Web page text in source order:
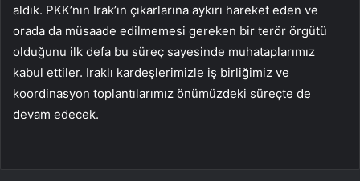
aldık. PKK’nın Irak’ın çıkarlarına aykırı hareket eden ve
orada da müsaade edilmemesi gereken bir terör örgütü
olduğunu ilk defa bu süreç sayesinde muhataplarımız
kabul ettiler. Iraklı kardeşlerimizle iş birliğimiz ve
koordinasyon toplantılarımız önümüzdeki süreçte de
devam edecek.